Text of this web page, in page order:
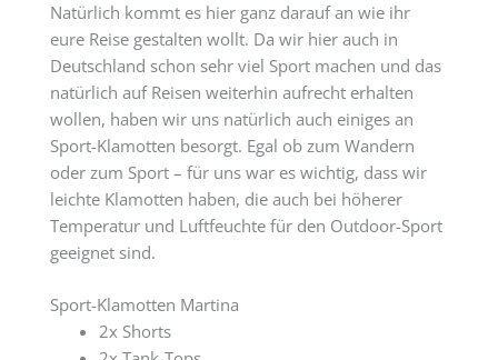
Natürlich kommt es hier ganz darauf an wie ihr
eure Reise gestalten wollt. Da wir hier auch in
Deutschland schon sehr viel Sport machen und das
natürlich auf Reisen weiterhin aufrecht erhalten
wollen, haben wir uns natürlich auch einiges an
Sport-Klamotten besorgt. Egal ob zum Wandern
oder zum Sport – für uns war es wichtig, dass wir
leichte Klamotten haben, die auch bei höherer
Temperatur und Luftfeuchte für den Outdoor-Sport
geeignet sind.
Sport-Klamotten Martina
2x Shorts